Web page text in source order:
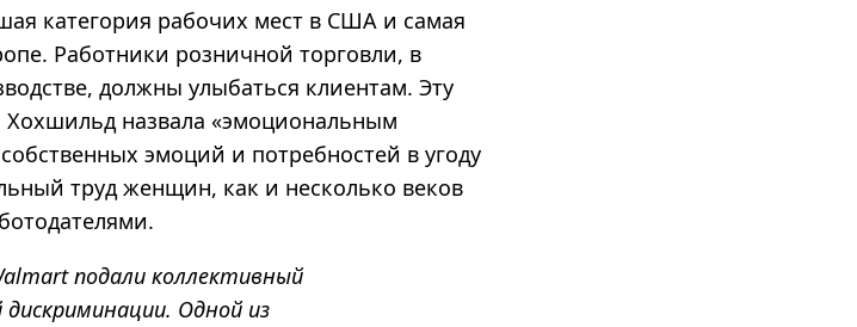
категория рабочих мест в США и самая
Работники розничной торговли, в
должны улыбаться клиентам. Эту
Хохшильд назвала «эмоциональным
эмоций и потребностей в угоду
труд женщин, как и несколько веков
подали коллективный
Одной из